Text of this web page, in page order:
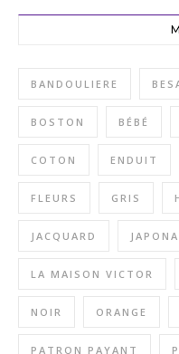
BANDOULIERE
BOSTON BÉBÉ
COTON ENDUIT
FLEURS GRIS
JACQUARD
LA MAISON VICTOR
NOIR ORANGE
PATRON PAYANT